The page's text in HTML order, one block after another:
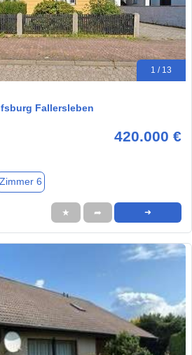
1 / 13
Fallersleben
420.000 €
Zimmer 6
★ ➦ ➜